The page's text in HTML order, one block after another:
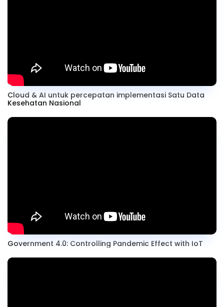
Cloud & AI untuk percepatan implementasi Satu Data
Kesehatan Nasional
Government 4.0: Controlling Pandemic Effect with IoT